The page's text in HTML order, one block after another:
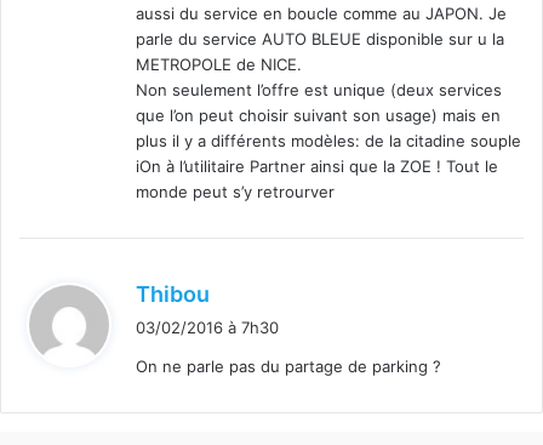
aussi du service en boucle comme au JAPON. Je
parle du service AUTO BLEUE disponible sur u la
METROPOLE de NICE.
Non seulement l’offre est unique (deux services
que l’on peut choisir suivant son usage) mais en
plus il y a différents modèles: de la citadine souple
iOn à l’utilitaire Partner ainsi que la ZOE ! Tout le
monde peut s’y retrourver
Thibou
03/02/2016 à 7h30
On ne parle pas du partage de parking ?